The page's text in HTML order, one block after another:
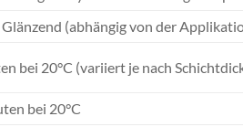
(abhängig von der
bei 20°C (variiert je nach
bei 20°C